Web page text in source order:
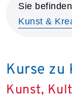
Sie
Kunst &
Kurse zu
Kunst,